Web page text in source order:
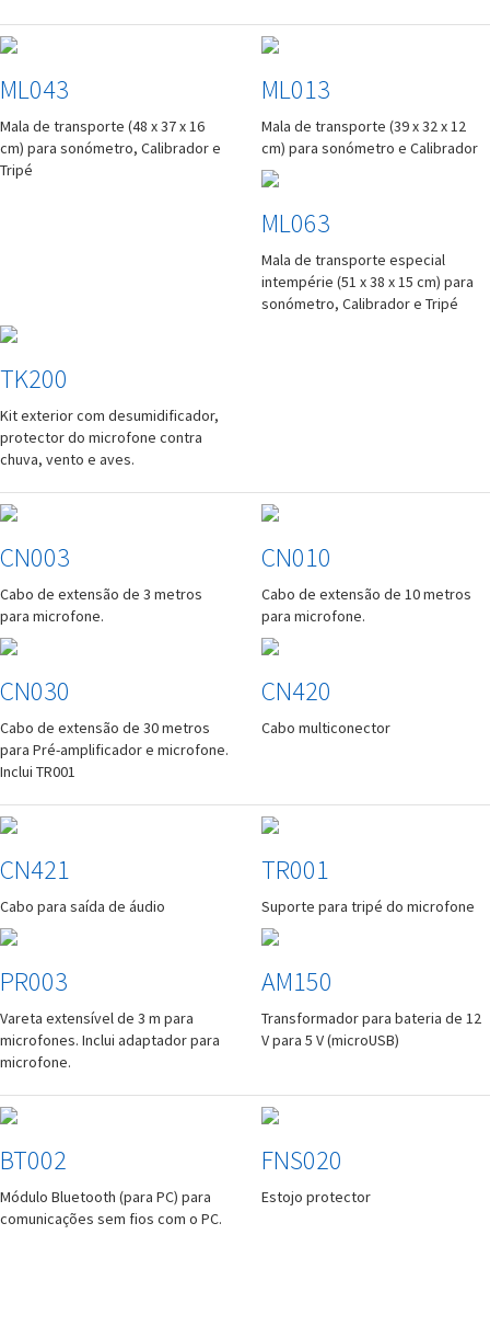
ML043
Mala de transporte (48 x 37 x 16
cm) para sonómetro, Calibrador e
Tripé
ML013
Mala de transporte (39 x 32 x 12
cm) para sonómetro e Calibrador
ML063
Mala de transporte especial
intempérie (51 x 38 x 15 cm) para
sonómetro, Calibrador e Tripé
TK200
Kit exterior com desumidificador,
protector do microfone contra
chuva, vento e aves.
CN003
Cabo de extensão de 3 metros
para microfone.
CN010
Cabo de extensão de 10 metros
para microfone.
CN030
Cabo de extensão de 30 metros
para Pré-amplificador e microfone.
Inclui TR001
CN420
Cabo multiconector
CN421
Cabo para saída de áudio
TR001
Suporte para tripé do microfone
PR003
Vareta extensível de 3 m para
microfones. Inclui adaptador para
microfone.
AM150
Transformador para bateria de 12
V para 5 V (microUSB)
BT002
Módulo Bluetooth (para PC) para
comunicações sem fios com o PC.
FNS020
Estojo protector